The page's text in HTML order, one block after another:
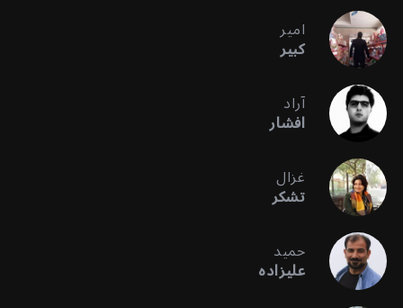
امیر
کبیر
آراد
افشار
غزال
تشکر
حمید
علیزاده